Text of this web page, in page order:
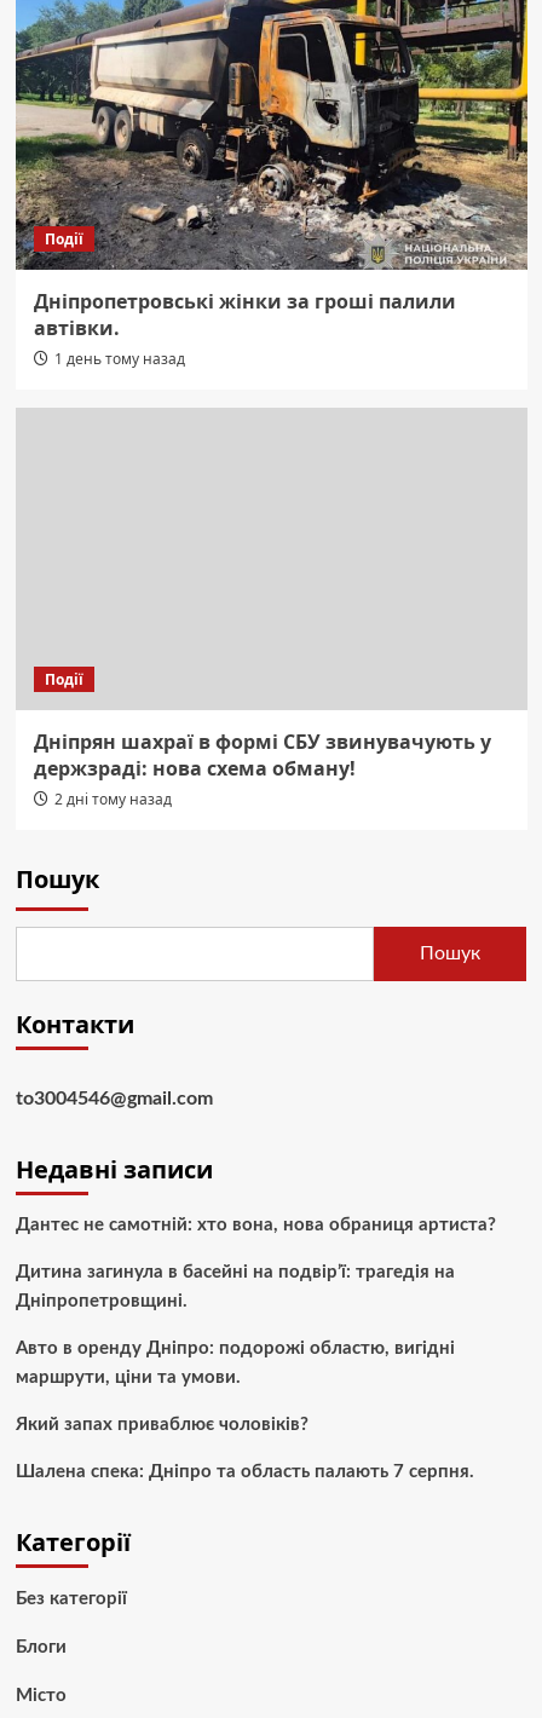
Події
Дніпропетровські жінки за гроші палили
автівки.
1 день тому назад
Події
Дніпрян шахраї в формі СБУ звинувачують у
держзраді: нова схема обману!
2 дні тому назад
Пошук
Пошук
Контакти
to3004546@gmail.com
Недавні записи
Дантес не самотній: хто вона, нова обраниця артиста?
Дитина загинула в басейні на подвір’ї: трагедія на
Дніпропетровщині.
Авто в оренду Дніпро: подорожі областю, вигідні
маршрути, ціни та умови.
Який запах приваблює чоловіків?
Шалена спека: Дніпро та область палають 7 серпня.
Категорії
Без категорії
Блоги
Місто